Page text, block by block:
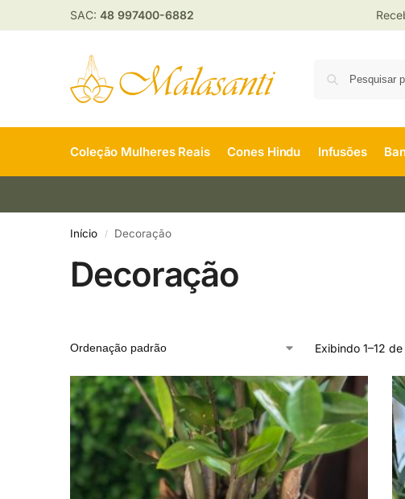
SAC: 48 997400-6882
Coleção Mulheres Reais Cones Hindu Infusões
Início / Decoração
Decoração
Exibindo 1–12